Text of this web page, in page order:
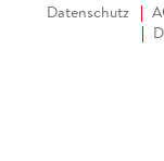
Datenschutz